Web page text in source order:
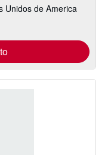
Unidos de America